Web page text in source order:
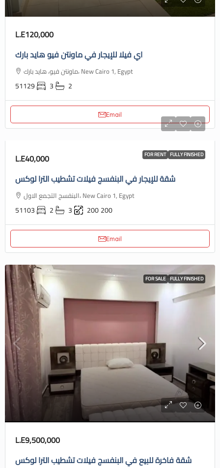
L.E120,000
اي فيلا للإيجار في ماونتن فيو هايد بارك
ماونتن فيو، هايد بارك، New Cairo 1, Egypt
51129 3 2
Email
FOR RENT FULLY FINISHED
L.E40,000
شقة للإيجار في البنفسج فيلات تشطيب الترا لوكس
البنفسج التجمع الاول، New Cairo 1, Egypt
51103 2 3 200200
Email
FOR SALE FULLY FINISHED
L.E9,500,000
شقة فاخرة للبيع في البنفسج فيلات تشطيب الترا لوكس